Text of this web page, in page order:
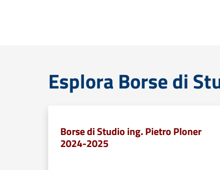
Esplora Borse di
Borse di Studio ing. Pietro Ploner
2024-2025